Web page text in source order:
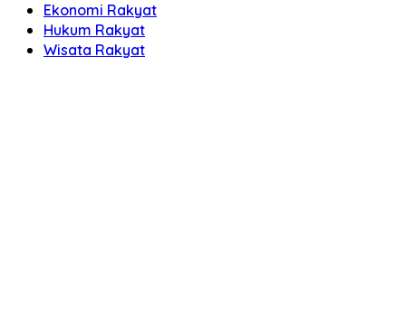
Ekonomi Rakyat
Hukum Rakyat
Wisata Rakyat